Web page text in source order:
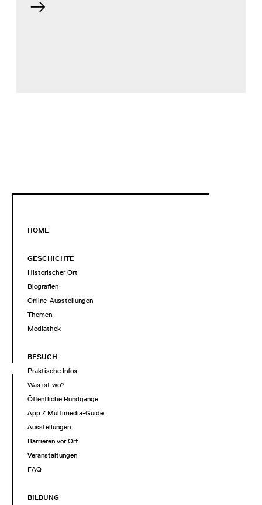
HOME
GESCHICHTE
Historischer Ort
Biografien
Online-Ausstellungen
Themen
Mediathek
BESUCH
Praktische Infos
Was ist wo?
Öffentliche Rundgänge
App / Multimedia-Guide
Ausstellungen
Barrieren vor Ort
Veranstaltungen
FAQ
BILDUNG